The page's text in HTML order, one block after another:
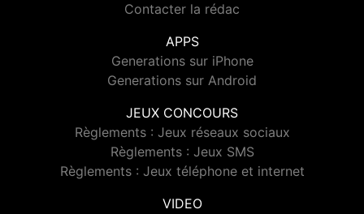
Contacter la rédac
APPS
Generations sur iPhone
Generations sur Android
JEUX CONCOURS
Règlements : Jeux réseaux sociaux
Règlements : Jeux SMS
Règlements : Jeux téléphone et internet
VIDEO